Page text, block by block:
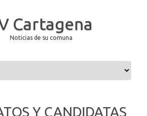
Cartagena
Noticias de su comuna
Y CANDIDATAS